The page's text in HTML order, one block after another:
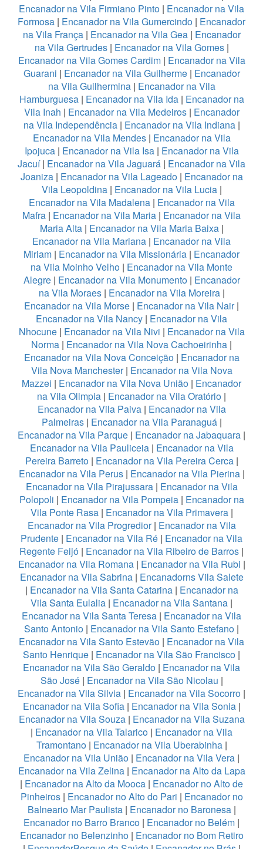
Encanador na Vila Firmiano Pinto | Encanador na Vila
Formosa | Encanador na Vila Gumercindo | Encanador
na Vila França| Encanador na Vila Gea| Encanador
na Vila Gertrudes| Encanador na Vila Gomes|
Encanador na Vila Gomes Cardim| Encanador na Vila
Guarani | Encanador na Vila Guilherme| Encanador
na Vila Guilhermina| Encanador na Vila
Hamburguesa| Encanador na Vila Ida| Encanador na
Vila Inah | Encanador na Vila Medeiros| Encanador
na Vila Independência| Encanador na Vila Indiana|
Encanador na Vila Mendes| Encanador na Vila
Ipojuca| Encanador na Vila Isa| Encanador na Vila
Jacuí| Encanador na Vila Jaguará | Encanador na Vila
Joaniza| Encanador na Vila Lageado| Encanador na
Vila Leopoldina| Encanador na Vila Lucia|
Encanador na Vila Madalena| Encanador na Vila
Mafra | Encanador na Vila Maria | Encanador na Vila
Maria Alta| Encanador na Vila Maria Baixa|
Encanador na Vila Mariana | Encanador na Vila
Miriam | Encanador na Vila Missionária | Encanador
na Vila Moinho Velho | Encanador na Vila Monte
Alegre| Encanador na Vila Monumento| Encanador
na Vila Moraes| Encanador na Vila Moreira|
Encanador na Vila Morse | Encanador na Vila Nair|
Encanador na Vila Nancy | Encanador na Vila
Nhocune| Encanador na Vila Nivi | Encanador na Vila
Norma | Encanador na Vila Nova Cachoeirinha |
Encanador na Vila Nova Conceição| Encanador na
Vila Nova Manchester| Encanador na Vila Nova
Mazzei | Encanador na Vila Nova União | Encanador
na Vila Olimpia | Encanador na Vila Oratório |
Encanador na Vila Paiva| Encanador na Vila
Palmeiras| Encanador na Vila Paranaguá|
Encanador na Vila Parque | Encanador na Jabaquara |
Encanador na Vila Pauliceia| Encanador na Vila
Pereira Barreto| Encanador na Vila Pereira Cerca|
Encanador na Vila Perus| Encanador na Vila Pierina|
Encanador na Vila Pirajussara| Encanador na Vila
Polopoli | Encanador na Vila Pompeia| Encanador na
Vila Ponte Rasa| Encanador na Vila Primavera|
Encanador na Vila Progredior| Encanador na Vila
Prudente | Encanador na Vila Ré | Encanador na Vila
Regente Feijó | Encanador na Vila Ribeiro de Barros |
Encanador na Vila Romana| Encanador na Vila Rubi |
Encanador na Vila Sabrina| Encanadorns Vila Salete
| Encanador na Vila Santa Catarina| Encanador na
Vila Santa Eulalia | Encanador na Vila Santana |
Encanador na Vila Santa Teresa | Encanador na Vila
Santo Antonio | Encanador na Vila Santo Estefano |
Encanador na Vila Santo Estevão | Encanador na Vila
Santo Henrique | Encanador na Vila São Francisco |
Encanador na Vila São Geraldo | Encanador na Vila
São José| Encanador na Vila São Nicolau |
Encanador na Vila Silvia | Encanador na Vila Socorro |
Encanador na Vila Sofia| Encanador na Vila Sonia|
Encanador na Vila Souza| Encanador na Vila Suzana
| Encanador na Vila Talarico | Encanador na Vila
Tramontano| Encanador na Vila Uberabinha|
Encanador na Vila União | Encanador na Vila Vera |
Encanador na Vila Zelina| Encanador na Alto da Lapa
| Encanador na Alto da Mooca | Encanador no Alto de
Pinheiros| Encanador no Alto do Pari | Encanador no
Balneario Mar Paulista| Encanador no Baronesa|
Encanador no Barro Branco | Encanador no Belém |
Encanador no Belenzinho| Encanador no Bom Retiro